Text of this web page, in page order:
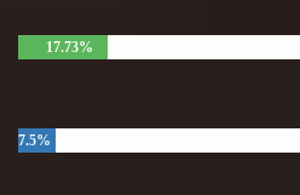
17.73%
7.5%